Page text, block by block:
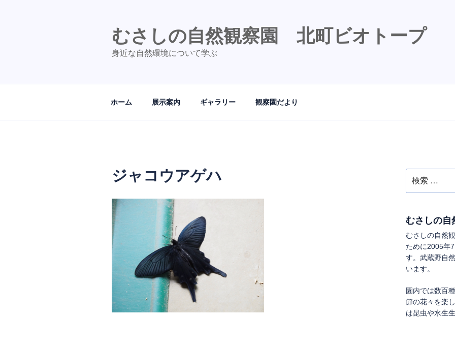
むさしの自然観察園 北町ビオトープ
身近な自然環境について学ぶ
ホーム 展示案内 ギャラリー 観察園だより
ジャコウアゲハ
索:
むさしの自
むさしの自然
ために2005年
す。武蔵野自
います。
園内では数百
節の花々を楽
は昆虫や水生